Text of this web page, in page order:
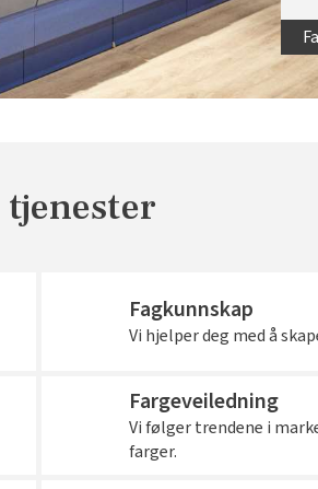
tjenester
Fagkunnskap
Vi hjelper deg med å
Fargeveiledning
Vi følger trendene i
farger.